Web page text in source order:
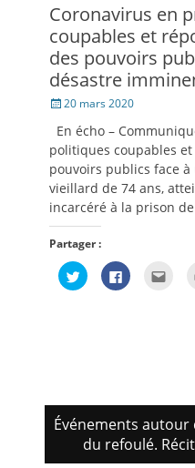
Coronavirus en
coupables et
des pouvoirs
désastre
Posté20 mars 2020
En écho –
politiques coupables
pouvoirs publics face
vieillard de 74 ans,
incarcéré à la prison
Partager :
Cliquez
pour
partager
Cliquez
pour
Événements
du refoulé.